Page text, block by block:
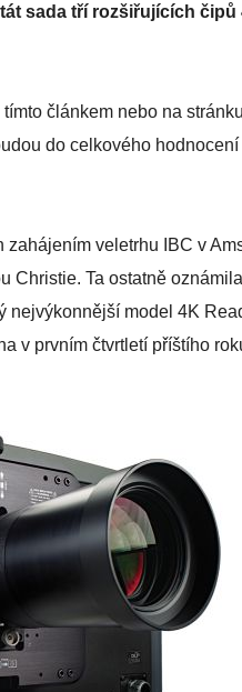
sada tří rozšiřujících
článkem nebo na
do celkového
veletrhu IBC v
Christie. Ta ostatně
nejvýkonnější model 4K
v prvním čtvrtletí příštího